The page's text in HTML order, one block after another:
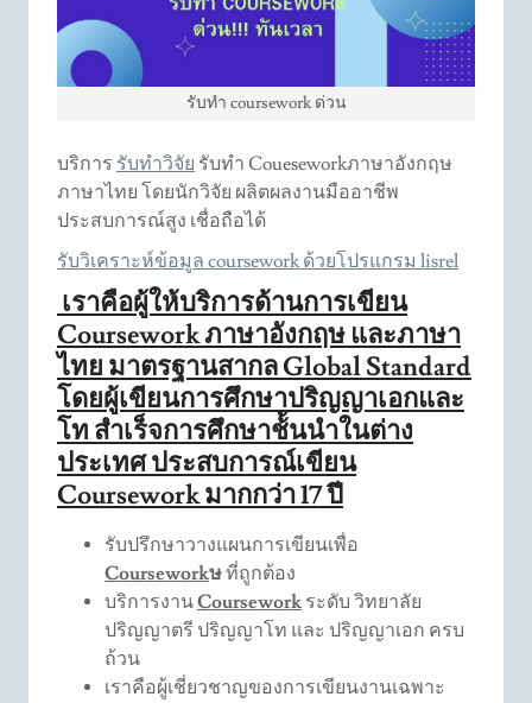
รับทำ coursework ด่วน
บริการ รับทำวิจัย รับทำ Coueseworkภาษาอังกฤษ
ภาษาไทย โดยนักวิจัย ผลิตผลงานมืออาชีพ
ประสบการณ์สูง เชื่อถือได้
รับวิเคราะห์ข้อมูล coursework ด้วยโปรแกรม lisrel
เราคือผู้ให้บริการด้านการเขียน
Coursework ภาษาอังกฤษ และภาษา
ไทย มาตรฐานสากล Global Standard
โดยผู้เขียนการศึกษาปริญญาเอกและ
โท สำเร็จการศึกษาช้้นนำในต่าง
ประเทศ ประสบการณ์เขียน
Coursework มากกว่า 17 ปี
รับปรึกษาวางแผนการเขียนเพื่อ
Courseworkษที่ถูกต้อง
บริการงานCoursework ระดับ วิทยาลัย
ปริญญาตรี ปริญญาโท และ ปริญญาเอก ครบ
ถ้วน
เราคือผู้เชี่ยวชาญของการเขียนงานเฉพาะ